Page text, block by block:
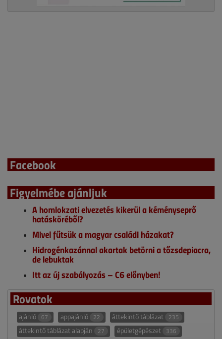
Facebook
Figyelmébe ajánljuk
A homlokzati elvezetés kikerül a kéményseprő
hatásköréből?
Mivel fűtsük a magyar családi házakat?
Hidrogénkazánnal akartak betörni a tőzsdepiacra,
de lebuktak
Itt az új szabályozás – C6 előnyben!
Rovatok
ajánló 67 appajánló 22 áttekintő táblázat 235
áttekintő táblázat alapján 27 épületgépészet 336